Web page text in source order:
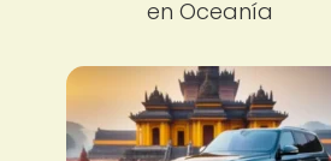
en Oceanía